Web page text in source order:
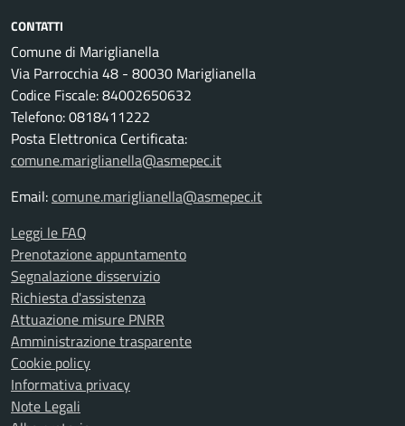
CONTATTI
Comune di Mariglianella
Via Parrocchia 48 - 80030 Mariglianella
Codice Fiscale: 84002650632
Telefono: 0818411222
Posta Elettronica Certificata:
comune.mariglianella@asmepec.it
Email:comune.mariglianella@asmepec.it
Leggi le FAQ
Prenotazione appuntamento
Segnalazione disservizio
Richiesta d'assistenza
Attuazione misure PNRR
Amministrazione trasparente
Cookie policy
Informativa privacy
Note Legali